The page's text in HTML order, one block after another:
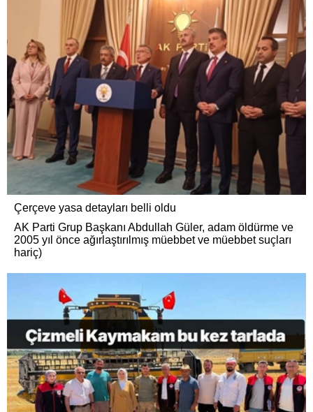
Çerçeve yasa detayları belli oldu
AK Parti Grup Başkanı Abdullah Güler, adam öldürme ve
2005 yıl önce ağırlaştırılmış müebbet ve müebbet suçları
hariç)